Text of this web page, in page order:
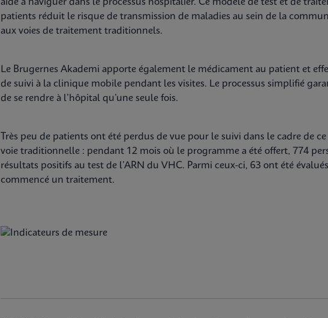
aide à naviguer dans le processus hospitalier. Ce modèle de test et de
patients réduit le risque de transmission de maladies au sein de la
aux voies de traitement traditionnels.
Le Brugernes Akademi apporte également le médicament au patient et
de suivi à la clinique mobile pendant les visites. Le processus simplifié
de se rendre à l’hôpital qu’une seule fois.
Très peu de patients ont été perdus de vue pour le suivi dans le cadre de
voie traditionnelle : pendant 12 mois où le programme a été offert, 774
résultats positifs au test de l’ARN du VHC. Parmi ceux-ci, 63 ont été
commencé un traitement.